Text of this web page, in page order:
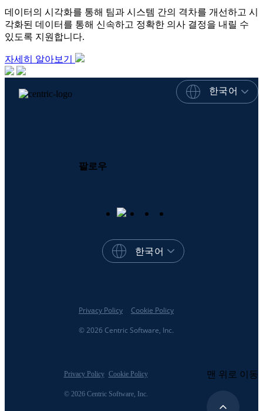
데이터의 시각화를 통해 팀과 시스템 간의 격차를 개선하고 시
각화된 데이터를 통해 신속하고 정확한 의사 결정을 내릴 수
있도록 지원합니다.
자세히 알아보기
한국어
팔로우
한국어
© 2026 Centric Software, Inc.
Privacy Policy Cookie Policy
© 2026 Centric Software, Inc.
Privacy Policy Cookie Policy 맨 위로 이동